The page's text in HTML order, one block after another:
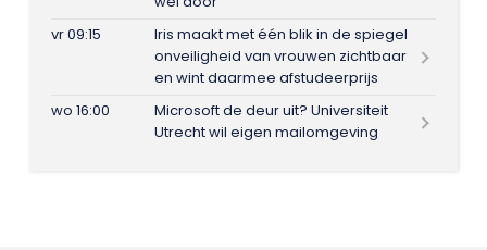
vr 09:15
Iris maakt met één blik in de spiegel
onveiligheid van vrouwen zichtbaar
en wint daarmee afstudeerprijs
wo 16:00
Microsoft de deur uit? Universiteit
Utrecht wil eigen mailomgeving